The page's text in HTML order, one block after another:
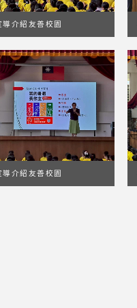
導介紹友善校園
導介紹友善校園